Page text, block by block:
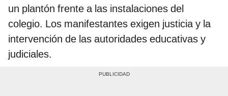
un plantón frente a las instalaciones del
colegio. Los manifestantes exigen justicia y la
intervención de las autoridades educativas y
judiciales.